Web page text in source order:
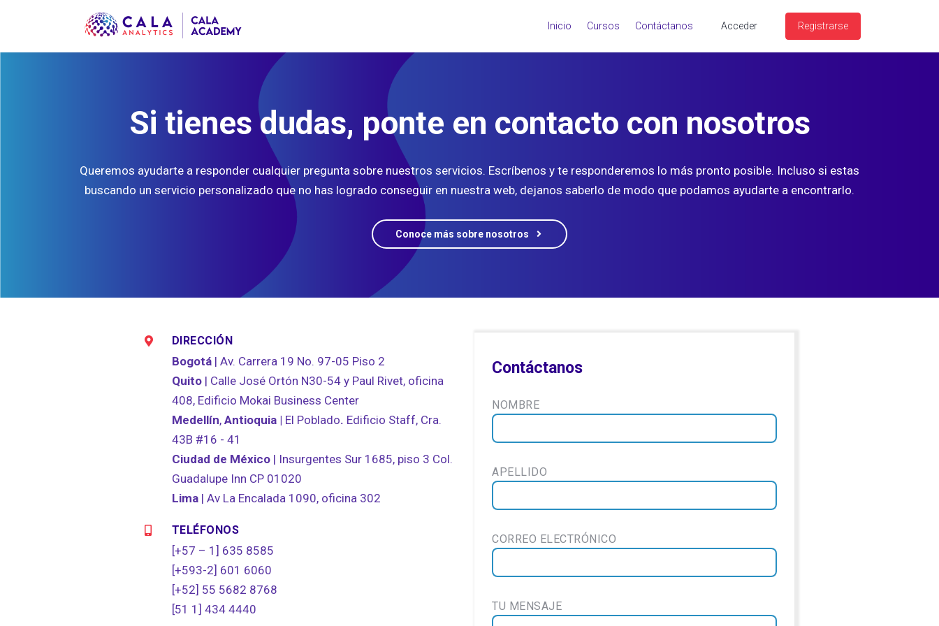
Inicio Cursos Contáctanos Acceder Registrarse
Si tienes dudas, ponte en contacto con nosotros
Queremos ayudarte a responder cualquier pregunta sobre nuestros servicios. Escríbenos y te responderemos lo más pronto posible. Incluso si estas
buscando un servicio personalizado que no has logrado conseguir en nuestra web, dejanos saberlo de modo que podamos ayudarte a encontrarlo.
Conoce más sobre nosotros
DIRECCIÓN
Bogotá | Av. Carrera 19 No. 97-05 Piso 2
Quito | Calle José Ortón N30-54 y Paul Rivet, oficina
408, Edificio Mokai Business Center
Medellín, Antioquia | El Poblado. Edificio Staff, Cra.
43B #16 - 41
Ciudad de México| Insurgentes Sur 1685, piso 3 Col.
Guadalupe Inn CP 01020
Lima| Av La Encalada 1090, oficina 302
TELÉFONOS
[+57 – 1] 635 8585
[+593-2] 601 6060
[+52] 55 5682 8768
[51 1] 434 4440
Contáctanos
NOMBRE
APELLIDO
CORREO ELECTRÓNICO
TU MENSAJE